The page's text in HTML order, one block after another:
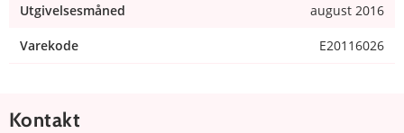
Utgivelsesmåned august 2016
Varekode E20116026
Kontakt